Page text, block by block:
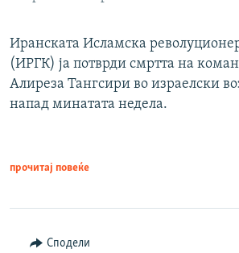
Иранската Исламска
(ИРГК) ја потврди смртта на
Алиреза Тангсири во израелски
напад минатата недела.
прочитај повеќе
Сподели